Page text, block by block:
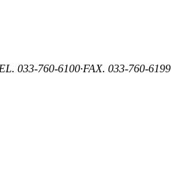
033-760-6100·FAX. 033-760-6199